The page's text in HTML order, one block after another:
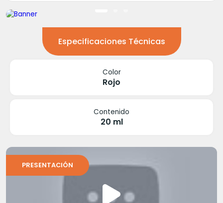
Especificaciones Técnicas
Color
Rojo
Contenido
20 ml
PRESENTACIÓN